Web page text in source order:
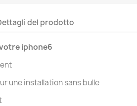
del prodotto
iphone6
une installation sans bulle